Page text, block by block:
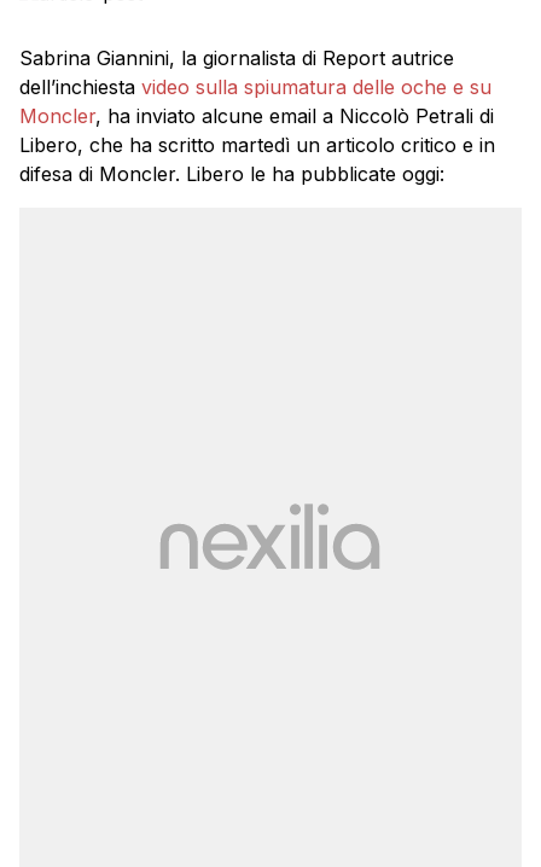
Sabrina Giannini, la giornalista di Report autrice
dell’inchiesta video sulla spiumatura delle oche e su
Moncler, ha inviato alcune email a Niccolò Petrali di
Libero, che ha scritto martedì un articolo critico e in
difesa di Moncler. Libero le ha pubblicate oggi: